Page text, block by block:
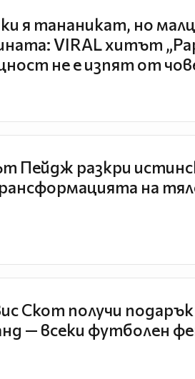
я тананикат, но
VIRAL хитът
не е изпят от
Пейдж разкри
на
Скот получи
— всеки футболен